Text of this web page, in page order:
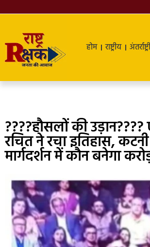
होम राष्ट्रीय
????हौसलों की
रचित ने रचा इतिहास,
मार्गदर्शन में कौन बनेगा